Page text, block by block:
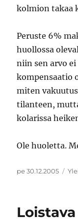
kolmion takaa
Peruste 6%
huollossa
niin sen arvo
kompensaatio
miten
tilanteen,
kolarissa
Ole huoletta.
Julkaistu
pe 30.12.2005